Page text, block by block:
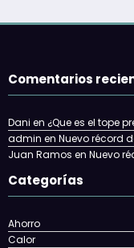
Comentarios
Dani en ¿Que es el tope
admin en Nuevo récord
Juan Ramos en Nuevo
Categorías
Ahorro
Calor